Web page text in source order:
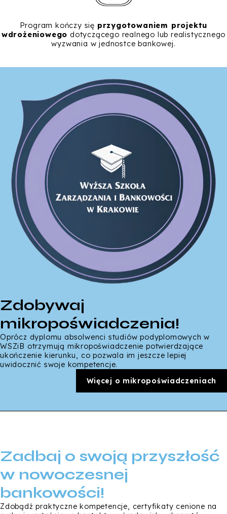
Program kończy się przygotowaniem projektu
wdrożeniowego dotyczącego realnego lub realistycznego
wyzwania w jednostce bankowej.
Zdobywaj
mikropoświadczenia!
Oprócz dyplomu absolwenci studiów podyplomowych w
WSZiB otrzymują mikropoświadczenie potwierdzające
ukończenie kierunku, co pozwala im jeszcze lepiej
uwidocznić swoje kompetencje.
Więcej o mikropoświadczeniach
Zadbaj o swoją przyszłość
w nowoczesnej
bankowości!
Zdobądź praktyczne kompetencje, certyfikaty cenione na